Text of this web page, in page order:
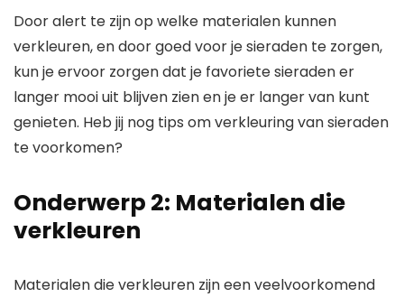
Door alert te zijn op welke materialen kunnen
verkleuren, en door goed voor je sieraden te zorgen,
kun je ervoor zorgen dat je favoriete sieraden er
langer mooi uit blijven zien en je er langer van kunt
genieten. Heb jij nog tips om verkleuring van sieraden
te voorkomen?
Onderwerp 2: Materialen die
verkleuren
Materialen die verkleuren zijn een veelvoorkomend